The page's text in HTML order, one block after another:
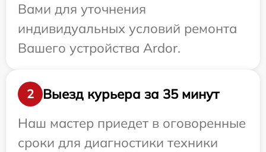
Вами для уточнения
индивидуальных условий ремонта
Вашего устройства Ardor.
2
Выезд курьера за 35 минут
Наш мастер приедет в оговоренные
сроки для диагностики техники